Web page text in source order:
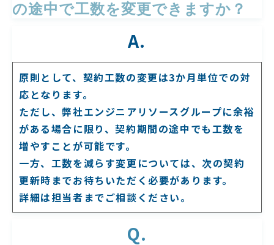
の途中で工数を変更できますか？
A.
原則として、契約工数の変更は3か月単位での対
応となります。
ただし、弊社エンジニアリソースグループに余裕
がある場合に限り、契約期間の途中でも工数を
増やすことが可能です。
一方、工数を減らす変更については、次の契約
更新時までお待ちいただく必要があります。
詳細は担当者までご相談ください。
Q.